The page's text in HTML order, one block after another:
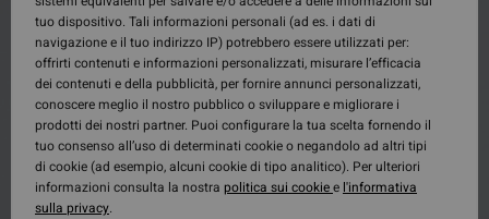
tuo dispositivo. Tali informazioni personali (ad es. i dati di
navigazione e il tuo indirizzo IP) potrebbero essere utilizzati per:
offrirti contenuti e informazioni personalizzati, misurare l’efficacia
dei contenuti e della pubblicità, per fornire annunci personalizzati,
conoscere meglio il nostro pubblico o sviluppare e migliorare i
prodotti dei nostri partner. Puoi configurare la tua scelta fornendo il
tuo consenso all’uso di determinati cookie o negandolo ad altri tipi
di cookie (ad esempio, alcuni cookie di tipo analitico). Per ulteriori
informazioni consulta la nostra politica sui cookiee l'informativa
sulla privacy.